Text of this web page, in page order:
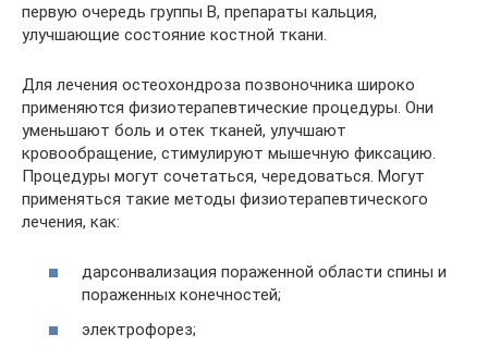
первую очередь группы В, препараты кальция,
улучшающие состояние костной ткани.
Для лечения остеохондроза позвоночника широко
применяются физиотерапевтические процедуры. Они
уменьшают боль и отек тканей, улучшают
кровообращение, стимулируют мышечную фиксацию.
Процедуры могут сочетаться, чередоваться. Могут
применяться такие методы физиотерапевтического
лечения, как:
дарсонвализация пораженной области спины и
пораженных конечностей;
электрофорез;